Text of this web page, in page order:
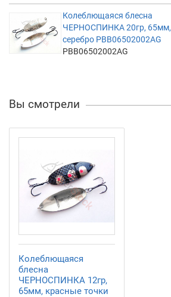
Колеблющаяся блесна
ЧЕРНОСПИНКА 20гр, 65мм,
серебро PBB06502002AG
PBB06502002AG
Вы смотрели
Колеблющаяся
блесна
ЧЕРНОСПИНКА 12гр,
65мм, красные точки